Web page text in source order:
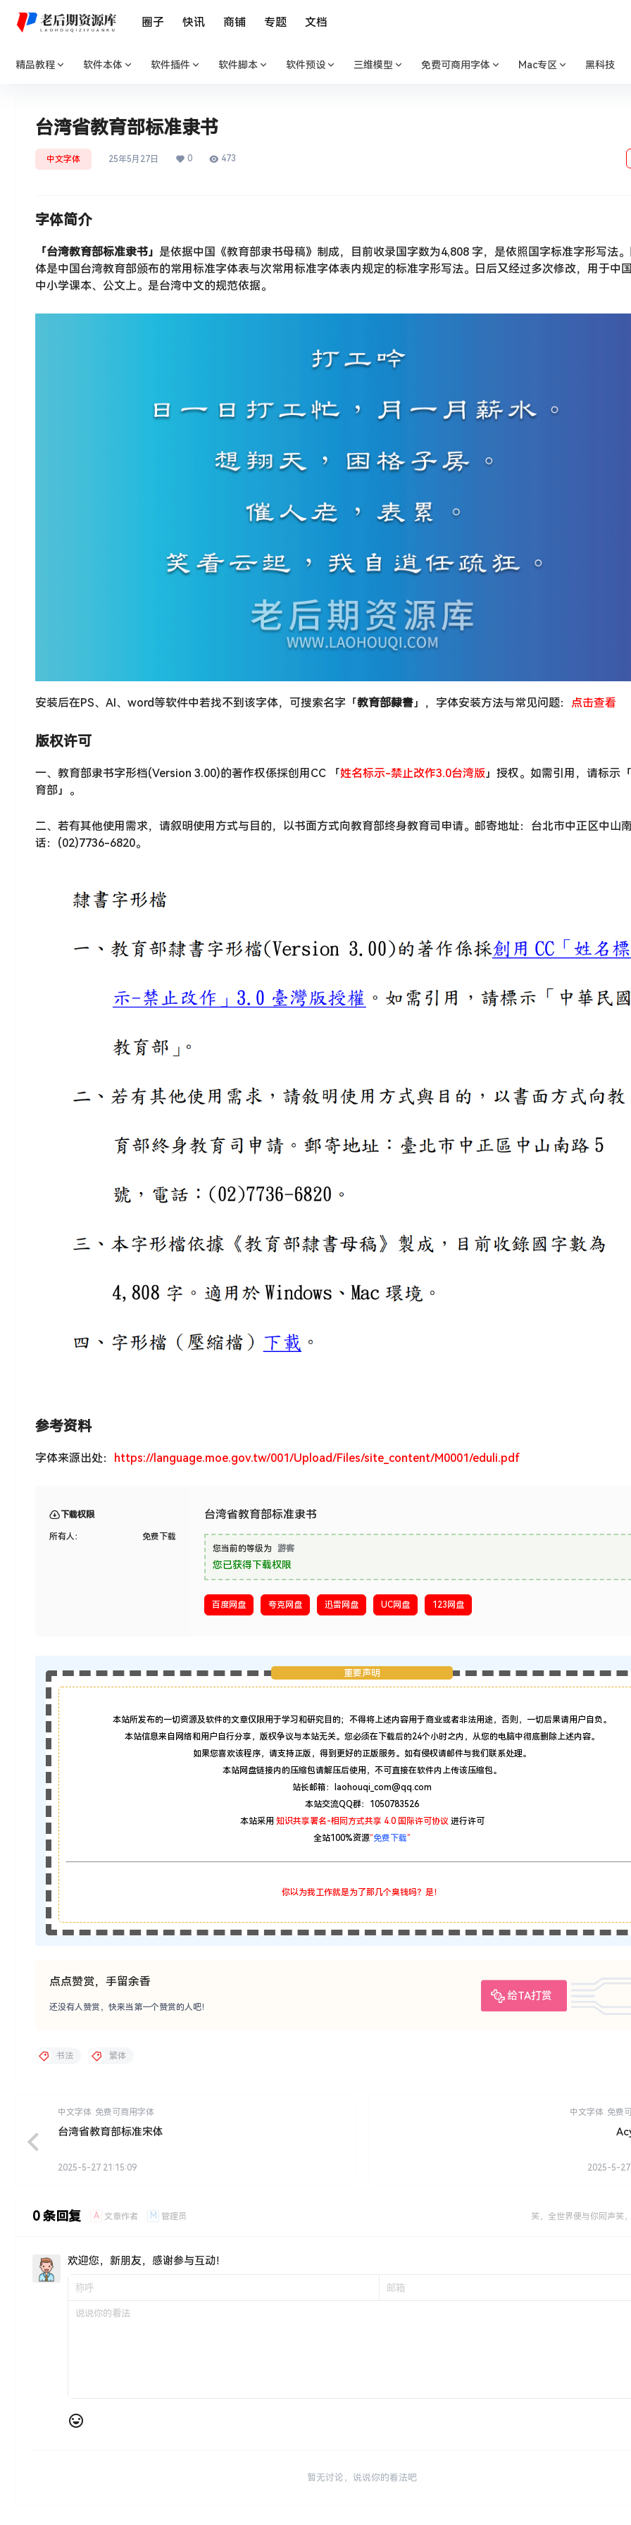
圈子 快讯 商铺 专题 文档
精品教程 软件本体 软件插件 软件脚本 软件预设 三维模型 免费可商用字体 Mac专区 黑科技
台湾省教育部标准隶书
中文字体 25年5月27日 0 473
字体简介
「台湾教育部标准隶书」 是依据中国《教育部隶书母稿》制成，目前收录国字数为4,808 字，是依照国字标准字形写法
体是中国台湾教育部颁布的常用标准字体表与次常用标准字体表内规定的标准字形写法。日后又经过多次修改，用于中
中小学课本、公文上。是台湾中文的规范依据。
安装后在PS、AI、word等软件中若找不到该字体，可搜索名字「教育部隸書」，字体安装方法与常见问题： 点击查看
版权许可
一、教育部隶书字形档(Version 3.00)的著作权係採创用CC 「姓名标示-禁止改作3.0台湾版 」授权。如需引用，请标示
育部」。
二、若有其他使用需求，请叙明使用方式与目的，以书面方式向教育部终身教育司申请。邮寄地址：台北市中正区中山
话：(02)7736-6820。
参考资料
字体来源出处： https://language.moe.gov.tw/001/Upload/Files/site_content/M0001/eduli.pdf
下载权限
所有人： 免费下载
台湾省教育部标准隶书
您当前的等级为 游客
您已获得下载权限
百度网盘 夸克网盘 迅雷网盘 UC网盘 123网盘
重要声明
本站所发布的一切资源及软件的文章仅限用于学习和研究目的；不得将上述内容用于商业或者非法用途，否则，一切后果请用户自负。
本站信息来自网络和用户自行分享，版权争议与本站无关。您必须在下载后的24个小时之内，从您的电脑中彻底删除上述内容。
如果您喜欢该程序，请支持正版，得到更好的正版服务。如有侵权请邮件与我们联系处理。
本站网盘链接内的压缩包请解压后使用，不可直接在软件内上传该压缩包。
站长邮箱：laohouqi_com@qq.com
本站交流QQ群：1050783526
本站采用 知识共享署名-相同方式共享 4.0 国际许可协议 进行许可
全站100%资源“免费下载”
你以为我工作就是为了那几个臭钱吗？是！
点点赞赏，手留余香
给TA打赏
还没有人赞赏，快来当第一个赞赏的人吧！
书法 繁体
中文字体 免费可商用字体
台湾省教育部标准宋体
2025-5-27 21:15:09
中文字体 免费
2025-5-27
0 条回复 A 文章作者 M 管理员 笑，全世界便与你同声笑
欢迎您，新朋友，感谢参与互动！
暂无讨论，说说你的看法吧